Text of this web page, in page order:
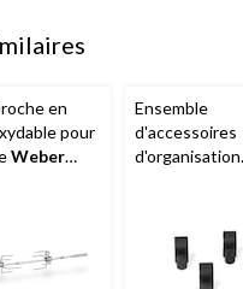
en
pour
Weber
Ensemble
d'accessoires
d'organisation
crochets pour
ustensiles de
barbecue, noir